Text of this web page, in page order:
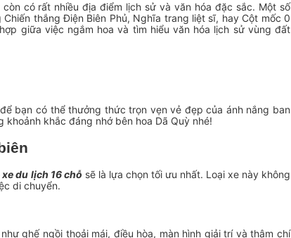
có rất nhiều địa điểm lịch sử và văn hóa đặc sắc. Một số
thắng Điện Biên Phủ, Nghĩa trang liệt sĩ, hay Cột mốc 0
giữa việc ngắm hoa và tìm hiểu văn hóa lịch sử vùng đất
bạn có thể thưởng thức trọn vẹn vẻ đẹp của ánh nắng ban
khắc đáng nhớ bên hoa Dã Quỳ nhé!
du lịch 16 chỗ sẽ là lựa chọn tối ưu nhất. Loại xe này không
di chuyển.
ghế ngồi thoải mái, điều hòa, màn hình giải trí và thậm chí